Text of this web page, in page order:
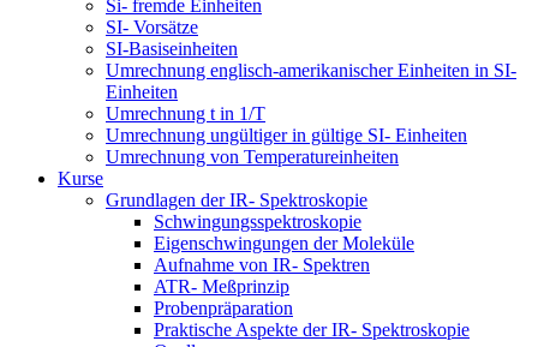
Si- fremde Einheiten
SI- Vorsätze
SI-Basiseinheiten
Umrechnung englisch-amerikanischer Einheiten in SI-
Einheiten
Umrechnung t in 1/T
Umrechnung ungültiger in gültige SI- Einheiten
Umrechnung von Temperatureinheiten
Kurse
Grundlagen der IR- Spektroskopie
Schwingungsspektroskopie
Eigenschwingungen der Moleküle
Aufnahme von IR- Spektren
ATR- Meßprinzip
Probenpräparation
Praktische Aspekte der IR- Spektroskopie